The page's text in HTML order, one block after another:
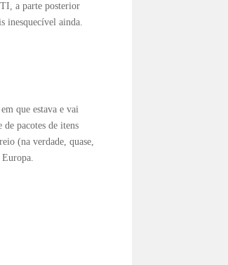
a parte posterior
inesquecível ainda.
que estava e vai
pacotes de itens
(na verdade, quase,
Europa.